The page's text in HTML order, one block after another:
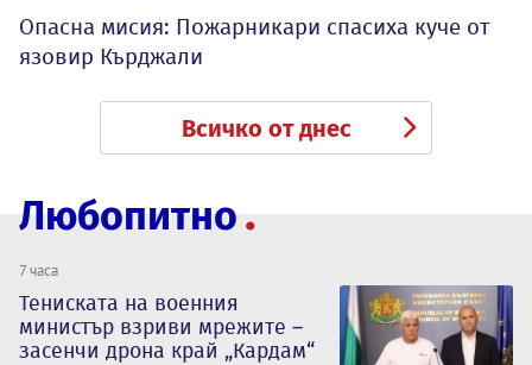
Опасна мисия: Пожарникари спасиха куче от
язовир Кърджали
Всичко от днес
Любопитно
7 часа
Тениската на военния
министър взриви мрежите –
засенчи дрона край „Кардам“